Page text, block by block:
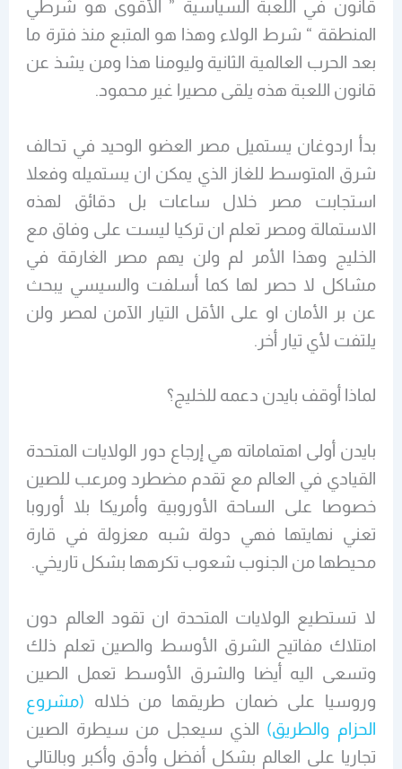
قانون في اللعبة السياسية ” الأقوى هو شرطي
المنطقة “ شرط الولاء وهذا هو المتبع منذ فترة ما
بعد الحرب العالمية الثانية وليومنا هذا ومن يشذ عن
قانون اللعبة هذه يلقى مصيرا غير محمود.
بدأ اردوغان يستميل مصر العضو الوحيد في تحالف
شرق المتوسط للغاز الذي يمكن ان يستميله وفعلا
استجابت مصر خلال ساعات بل دقائق لهذه
الاستمالة ومصر تعلم ان تركيا ليست على وفاق مع
الخليج وهذا الأمر لم ولن يهم مصر الغارقة في
مشاكل لا حصر لها كما أسلفت والسيسي يبحث
عن بر الأمان او على الأقل التيار الآمن لمصر ولن
يلتفت لأي تيار أخر.
لماذا أوقف بايدن دعمه للخليج؟
بايدن أولى اهتماماته هي إرجاع دور الولايات المتحدة
القيادي في العالم مع تقدم مضطرد ومرعب للصين
خصوصا على الساحة الأوروبية وأمريكا بلا أوروبا
تعني نهايتها فهي دولة شبه معزولة في قارة
محيطها من الجنوب شعوب تكرهها بشكل تاريخي.
لا تستطيع الولايات المتحدة ان تقود العالم دون
امتلاك مفاتيح الشرق الأوسط والصين تعلم ذلك
وتسعى اليه أيضا والشرق الأوسط تعمل الصين
وروسيا على ضمان طريقها من خلاله (مشروع
الحزام والطريق) الذي سيعجل من سيطرة الصين
تجاريا على العالم بشكل أفضل وأدق وأكبر وبالتالي